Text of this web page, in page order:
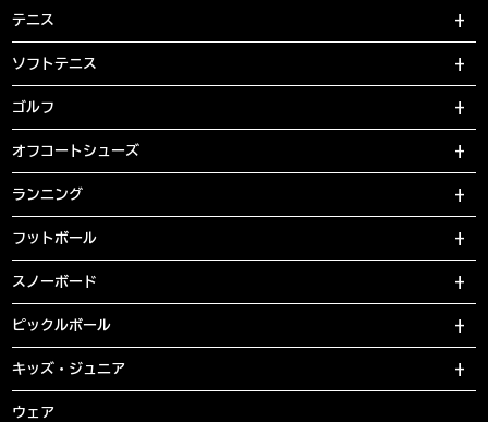
テニス
ソフトテニス
ゴルフ
オフコートシューズ
ランニング
フットボール
スノーボード
ピックルボール
キッズ・ジュニア
ウェア